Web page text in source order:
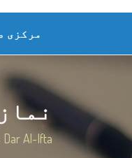
مرکزی
Dar Al-Ifta